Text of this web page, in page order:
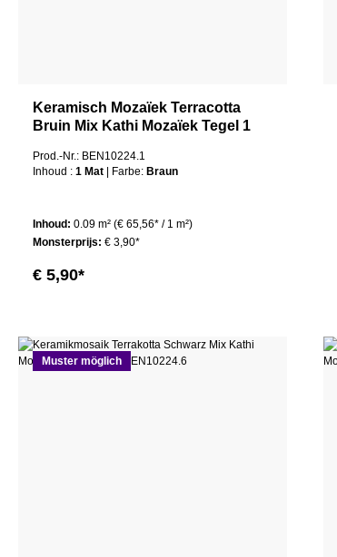
Keramisch Mozaïek Terracotta
Bruin Mix Kathi Mozaïek Tegel 1
Prod.-Nr.: BEN10224.1
Inhoud : 1 Mat | Farbe: Braun
Inhoud: 0.09 m² (€ 65,56* / 1 m²)
Monsterprijs: € 3,90*
€ 5,90*
Muster möglich